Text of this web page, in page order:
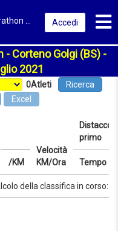
Accedi
- Corteno Golgi (BS) -
2021
0Atleti
Ricerca
Excel
Velocità
KM/Ora
Distacco
primo
/KM
Tempo
Velocità
/KMdella classifica in corso: